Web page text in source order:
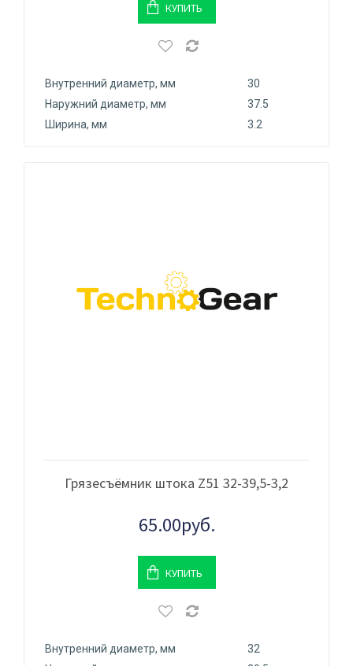
КУПИТЬ
Внутренний диаметр, мм
30
Наружний диаметр, мм
37.5
Ширина, мм
3.2
Грязесъёмник штока Z51 32-39,5-3,2
65.00руб.
КУПИТЬ
Внутренний диаметр, мм
32